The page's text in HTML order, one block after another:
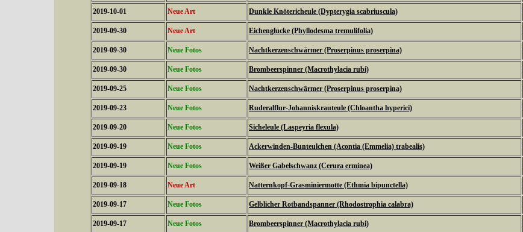
2019-10-01 Neue Art Dunkle Knötericheule (Dypterygia scabriuscula)
2019-09-30 Neue Art Eichenglucke (Phyllodesma tremulifolia)
2019-09-30 Neue Fotos Nachtkerzenschwärmer (Proserpinus proserpina)
2019-09-30 Neue Fotos Brombeerspinner (Macrothylacia rubi)
2019-09-25 Neue Fotos Nachtkerzenschwärmer (Proserpinus proserpina)
2019-09-23 Neue Fotos Ruderalflur-Johanniskrauteule (Chloantha hyperici)
2019-09-20 Neue Fotos Sicheleule (Laspeyria flexula)
2019-09-19 Neue Fotos Ackerwinden-Bunteulchen (Acontia (Emmelia) trabealis)
2019-09-19 Neue Fotos Weißer Gabelschwanz (Cerura erminea)
2019-09-18 Neue Art Natternkopf-Grasminiermotte (Ethmia bipunctella)
2019-09-17 Neue Fotos Gelblicher Rotbandspanner (Rhodostrophia calabra)
2019-09-17 Neue Fotos Brombeerspinner (Macrothylacia rubi)